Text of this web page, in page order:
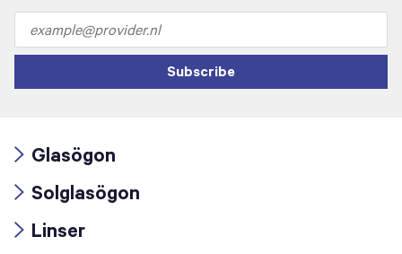
address
Subscribe
icon
Glasögon
icon
Solglasögon
Linser